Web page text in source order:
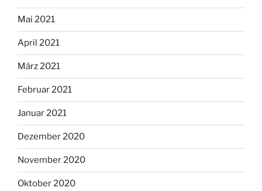
Mai 2021
April 2021
März 2021
Februar 2021
Januar 2021
Dezember 2020
November 2020
Oktober 2020